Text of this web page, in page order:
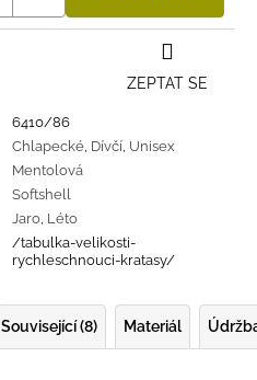
6410/86
Chlapecké, Dívčí, Unisex
Mentolová
Softshell
Jaro, Léto
/tabulka-velikosti-
rychleschnouci-kratasy/
ZEPTAT SE
Související (8) Materiál